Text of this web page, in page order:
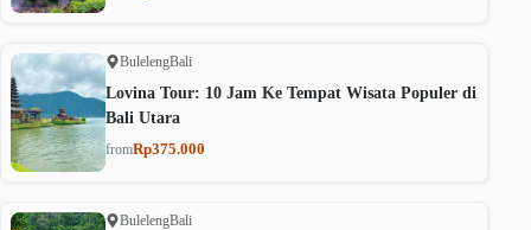
BulelengBali
Lovina Tour: 10 Jam Ke Tempat Wisata Populer di
Bali Utara
fromRp375.000
BulelengBali